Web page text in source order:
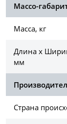
Массо-
Масса, кг
Длина х
мм
Страна